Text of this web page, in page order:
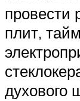
провести
плит,
духового